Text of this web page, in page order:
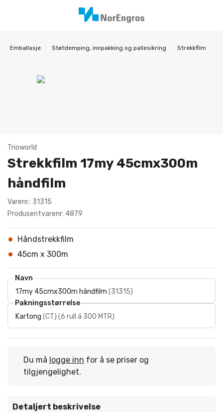
Emballasje Støtdemping, innpakking og pallesikring Strekkfilm
Trioworld
Strekkfilm 17my 45cmx300m
håndfilm
Varenr.: 31315
Produsentvarenr: 4879
Håndstrekkfilm
45cm x 300m
Navn
17my 45cmx300m håndfilm (31315)
Pakningsstørrelse
Kartong (CT) (6 rull á 300 MTR)
Du må logge inn for å se priser og
tilgjengelighet.
Detaljert beskrivelse